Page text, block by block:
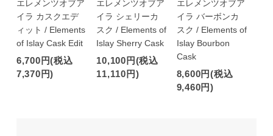
エレメンツオブア
イラ カスクエデ
ィット / Elements
of Islay Cask Edit
6,700円(税込
7,370円)
エレメンツオブア
イラ シェリーカ
スク / Elements of
Islay Sherry Cask
10,100円(税込
11,110円)
エレメンツオブア
イラ バーボンカ
スク / Elements of
Islay Bourbon
Cask
8,600円(税込
9,460円)